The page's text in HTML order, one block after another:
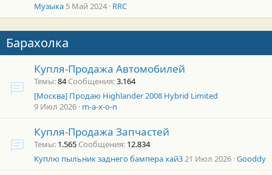
Музыка 5 Май 2024 RRC
Барахолка
Купля-Продажа Автомобилей
Темы 84 Сообщения 3.164
[Москва] Продаю Highlander 2008 Hybrid Limited
9 Июл 2026 m-a-x-o-n
Купля-Продажа Запчастей
Темы 1.565 Сообщения 12.834
Куплю пыльник заднего бампера хай321 Июл 2026 Gooddy